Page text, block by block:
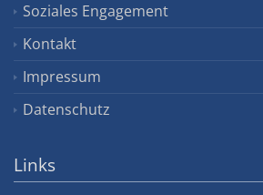
Soziales Engagement
Kontakt
Impressum
Datenschutz
Links